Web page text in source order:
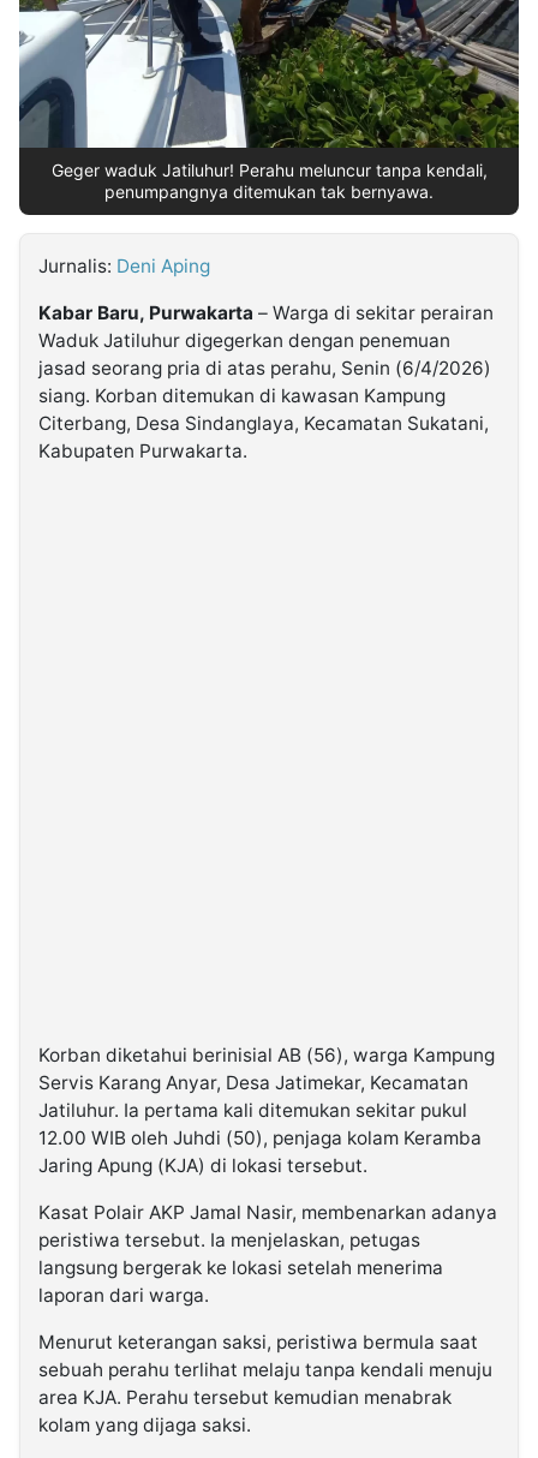
Follow
Kabarbaru
Kabarbaru.co
2026
Geger waduk Jatiluhur! Perahu meluncur tanpa kendali,
penumpangnya ditemukan tak bernyawa.
Jurnalis: Deni Aping
Kabar Baru, Purwakarta – Warga di sekitar perairan
Waduk Jatiluhur digegerkan dengan penemuan
jasad seorang pria di atas perahu, Senin (6/4/2026)
siang. Korban ditemukan di kawasan Kampung
Citerbang, Desa Sindanglaya, Kecamatan Sukatani,
Kabupaten Purwakarta.
Korban diketahui berinisial AB (56), warga Kampung
Servis Karang Anyar, Desa Jatimekar, Kecamatan
Jatiluhur. Ia pertama kali ditemukan sekitar pukul
12.00 WIB oleh Juhdi (50), penjaga kolam Keramba
Jaring Apung (KJA) di lokasi tersebut.
Kasat Polair AKP Jamal Nasir, membenarkan adanya
peristiwa tersebut. Ia menjelaskan, petugas
langsung bergerak ke lokasi setelah menerima
laporan dari warga.
Menurut keterangan saksi, peristiwa bermula saat
sebuah perahu terlihat melaju tanpa kendali menuju
area KJA. Perahu tersebut kemudian menabrak
kolam yang dijaga saksi.